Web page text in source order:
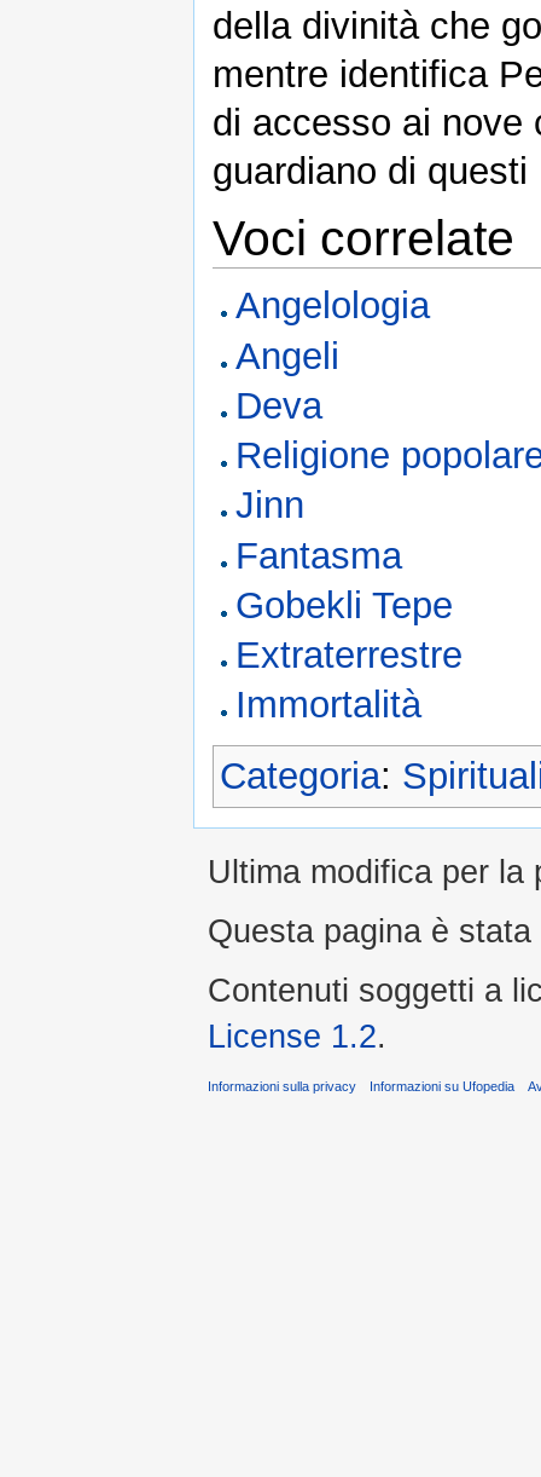
della divinità che
mentre identifica
di accesso ai nove
guardiano di questi
Voci correlate
Angelologia
Angeli
Deva
Religione
Jinn
Fantasma
Gobekli Tepe
Extraterrestre
Immortalità
Categoria:
Ultima modifica per la
Questa pagina è
Contenuti soggetti a
License 1.2.
Informazioni sulla privacy Informazioni su Ufopedia